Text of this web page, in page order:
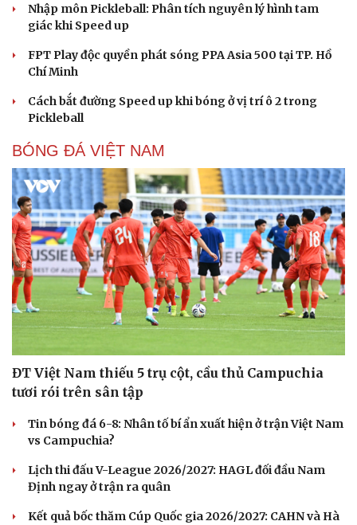
Tư vấn
Săn Tour
check-in
Câu chuyện thời sự
Cửa sổ tình yêu
Nhập môn Pickleball: Phân tích nguyên lý hình tam
giác khi Speed up
FPT Play độc quyền phát sóng PPA Asia 500 tại TP. Hồ
Chí Minh
Cách bắt đường Speed up khi bóng ở vị trí ô 2 trong
Pickleball
BÓNG ĐÁ VIỆT NAM
ĐT Việt Nam thiếu 5 trụ cột, cầu thủ Campuchia
tươi rói trên sân tập
Tin bóng đá 6-8: Nhân tố bí ẩn xuất hiện ở trận Việt Nam
vs Campuchia?
Lịch thi đấu V-League 2026/2027: HAGL đối đầu Nam
Định ngay ở trận ra quân
Kết quả bốc thăm Cúp Quốc gia 2026/2027: CAHN và Hà